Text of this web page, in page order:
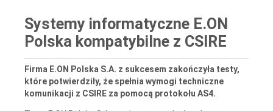
Systemy informatyczne E.ON
Polska kompatybilne z CSIRE
Firma E.ON Polska S.A. z sukcesem zakończyła testy,
które potwierdziły, że spełnia wymogi techniczne
komunikacji z CSIRE za pomocą protokołu AS4.